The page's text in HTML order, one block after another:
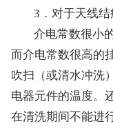
3．对于天线结
介电常数很小
而介电常数很高的
吹扫（或清水冲洗
电器元件的温度。
在清洗期间不能进